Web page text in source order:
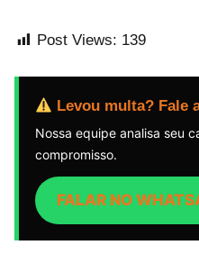
Post Views: 139
Levou multa? Fale
Nossa equipe analisa seu
compromisso.
FALAR NO